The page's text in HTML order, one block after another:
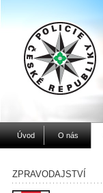
Úvod O nás
ZPRAVODAJSTVÍ